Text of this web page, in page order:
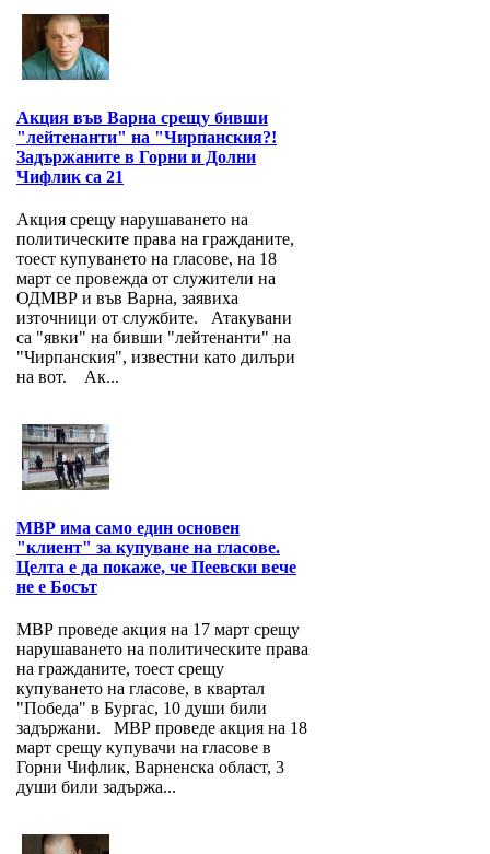
Акция във Варна срещу бивши
"лейтенанти" на "Чирпанския?!
Задържаните в Горни и Долни
Чифлик са 21
Акция срещу нарушаването на
политическите права на гражданите,
тоест купуването на гласове, на 18
март се провежда от служители на
ОДМВР и във Варна, заявиха
източници от службите. Атакувани
са "явки" на бивши "лейтенанти" на
"Чирпанския", известни като дилъри
на вот. Ак...
МВР има само един основен
"клиент" за купуване на гласове.
Целта е да покаже, че Пеевски вече
не е Босът
МВР проведе акция на 17 март срещу
нарушаването на политическите права
на гражданите, тоест срещу
купуването на гласове, в квартал
"Победа" в Бургас, 10 души били
задържани. МВР проведе акция на 18
март срещу купувачи на гласове в
Горни Чифлик, Варненска област, 3
души били задържа...